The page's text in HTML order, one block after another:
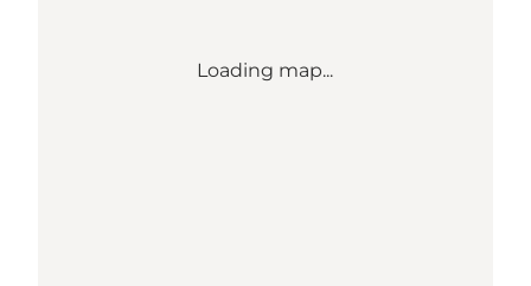
Loading map...